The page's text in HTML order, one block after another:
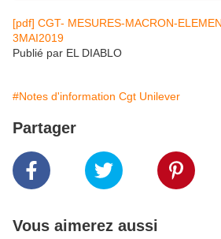
[pdf] CGT- MESURES-MACRON-
3MAI2019
Publié par EL DIABLO
#Notes d'information Cgt Unilever
Partager
Vous aimerez aussi